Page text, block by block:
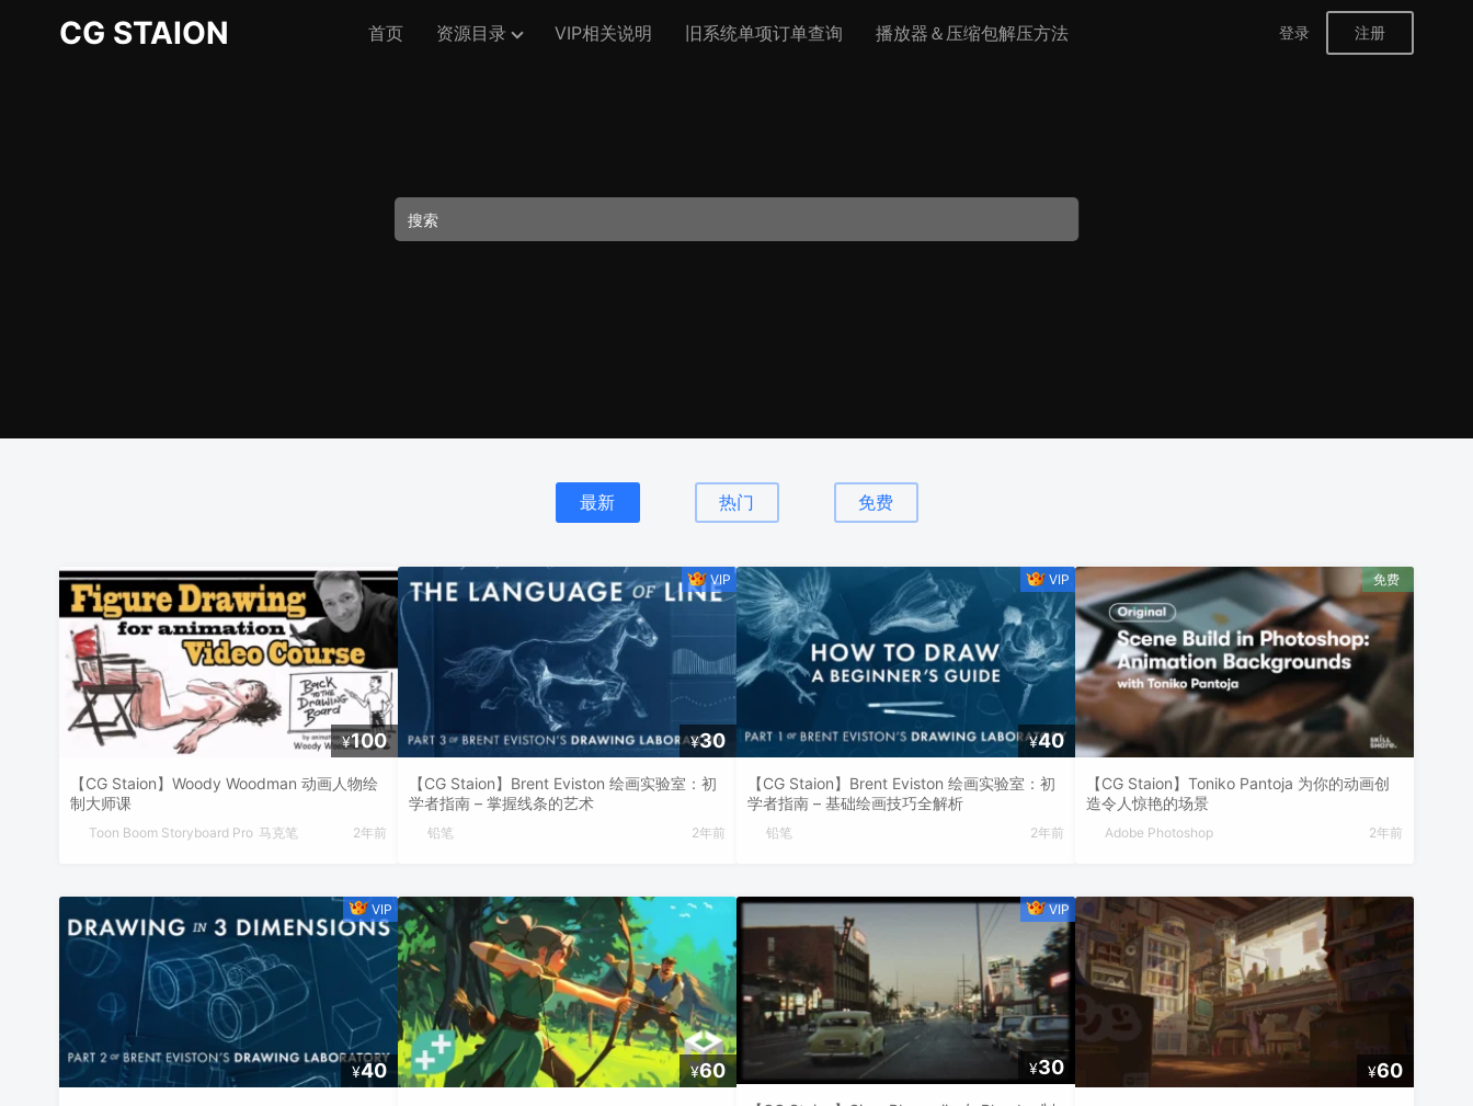
CG STAION 首页 资源目录 VIP相关说明 旧系统单项订单查询 播放器＆压缩包解压方法 登录 注册
最新 热门 免费
¥100
【CG Staion】Woody Woodman 动画人物绘
制大师课
Toon Boom Storyboard Pro 马克笔 2年前
¥40
¥30
【CG Staion】Brent Eviston 绘画实验室：初
学者指南 – 掌握线条的艺术
铅笔 2年前
¥60
¥40
【CG Staion】Brent Eviston 绘画实验室：初
学者指南 – 基础绘画技巧全解析
铅笔 2年前
¥30
【CG Staion】Toniko Pantoja 为你的动画创
造令人惊艳的场景
Adobe Photoshop 2年前
¥60